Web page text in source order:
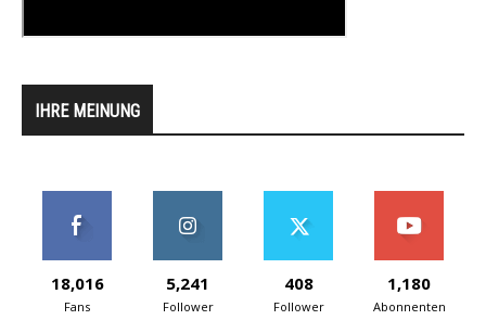
IHRE MEINUNG
18,016
Fans
5,241
Follower
408
Follower
1,180
Abonnenten